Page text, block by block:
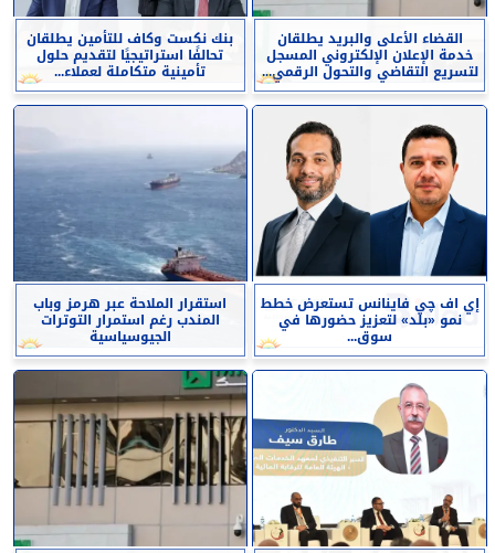
القضاء الأعلى والبريد يطلقان
خدمة الإعلان الإلكتروني المسجل
لتسريع التقاضي والتحول الرقمي...
بنك نكست وكاف للتأمين يطلقان
تحالفًا استراتيجيًا لتقديم حلول
تأمينية متكاملة لعملاء...
إي اف چي فاينانس تستعرض خطط
نمو «بلد» لتعزيز حضورها في
سوق...
استقرار الملاحة عبر هرمز وباب
المندب رغم استمرار التوترات
الجيوسياسية